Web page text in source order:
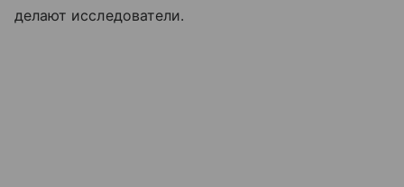
делают исследователи.